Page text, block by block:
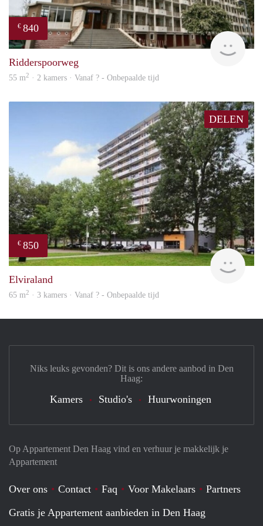
€ 840
rent
Ridderspoorweg
55 m2 · 2 kamers · Vanaf ? - Onbepaalde tijd
DELEN
€ 850
rent
Elviraland
65 m2 · 3 kamers · Vanaf ? - Onbepaalde tijd
Op Appartement Den Haag vind en verhuur je makkelijk je
Appartement
Over ons Contact Faq Voor Makelaars
Partners
Gratis je Appartement aanbieden in Den Haag
Niks leuks gevonden? Dit is ons andere aanbod in Den
Haag:
Kamers Studio's Huurwoningen